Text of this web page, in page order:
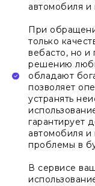
автомобиля и
При
только
вебасто, но и
решению
обладают
позволяет
устранять
гарантирует
автомобиля
проблемы в
В сервисе